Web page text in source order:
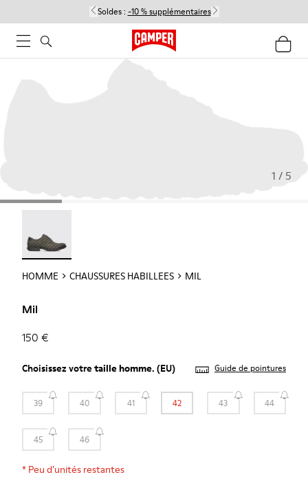
Soldes : -10 % supplémentaires
1 / 5
HOMME CHAUSSURES HABILLEES MIL
Mil
150 €
Choisissez votretaille homme. (EU) Guide de pointures
39 40 41 42 43 44
45 46
* Peu d’unités restantes